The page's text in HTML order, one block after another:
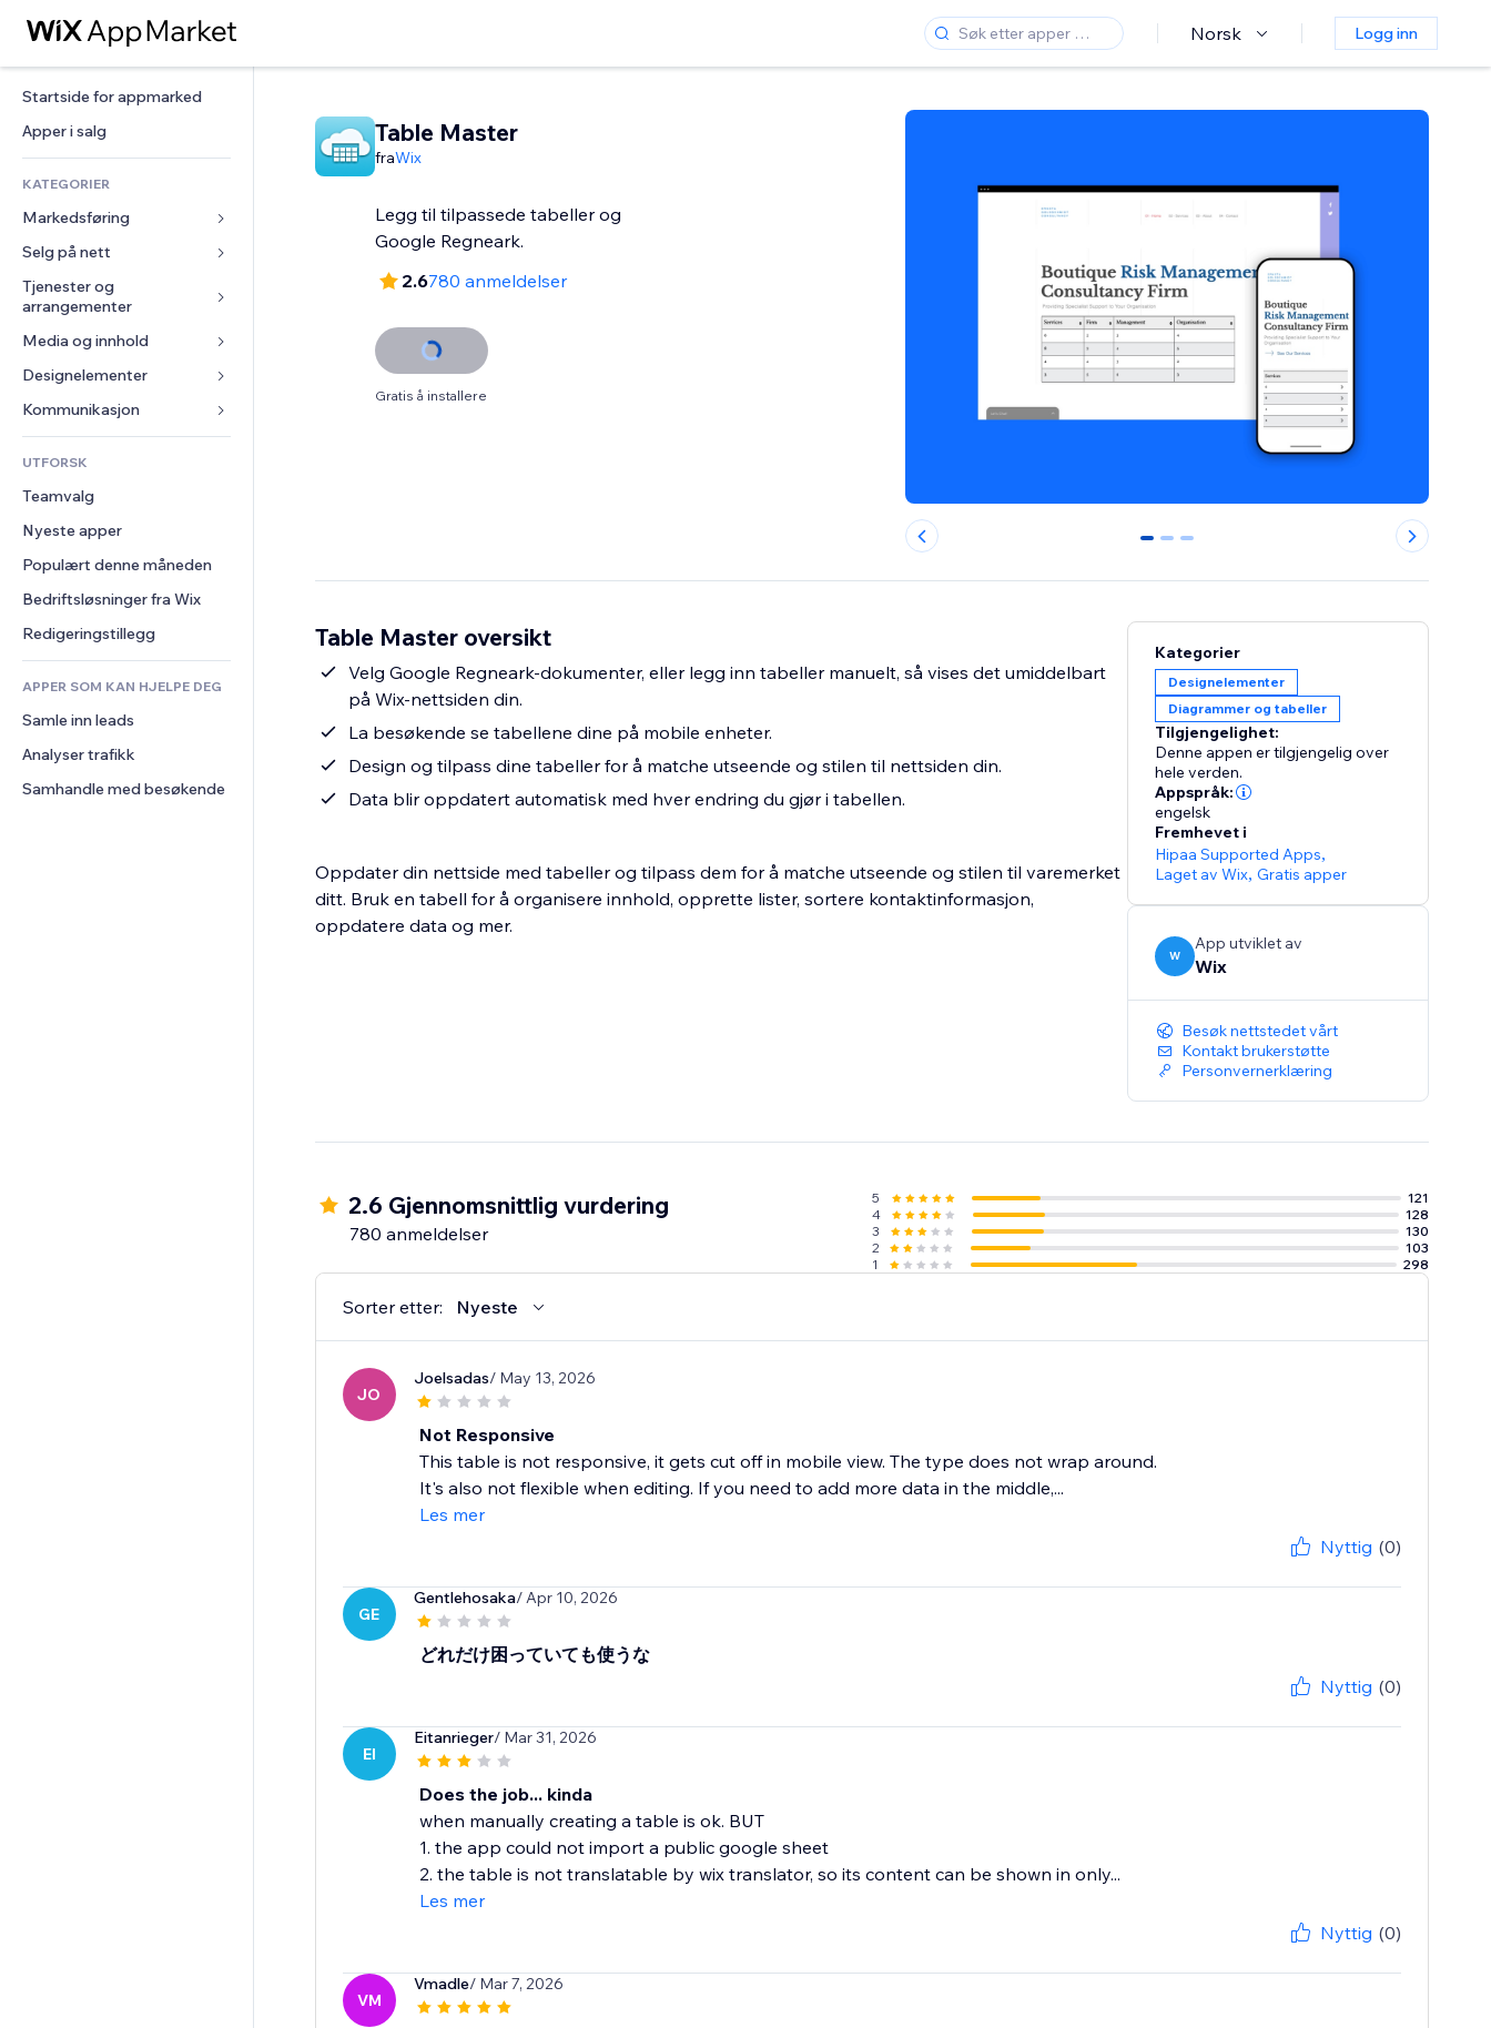
Norsk Logg inn
Startside for appmarked
Apper i salg
KATEGORIER
Markedsføring
Annonser
Mobil
Analyser
Sosiale medier
SEO
Engasjement
Nettstedsoppføringer
E-post
Konvertering
Selg på nett
Apper for butikker
Frakt og levering
Selg-knapper
Nettkurs
On-demand-utskrift
Regnskap
Kuponger og fordelsprogram
Lagerløsninger
Dropshipping
Priser og abonnement
Folkefinansiering
Mat og drikke
Tjenester og
arrangementer
Hoteller
Arrangementer
Restauranter
Eiendom
Bookinger
Media og innhold
Galleri
Musikk
Podkaster
Fotografi
Video
PDF
Fildeling
Nyheter
Designelementer
Kart og navigasjon
Personvern og sikkerhet
Klokke
Sidemaler
Bildeeffekter
Knapper og menyer
Bannere og merker
Kalkulatorer
Søk
Vær
Diagrammer og tabeller
Skjemaer
Avstemninger
Chat
Kommentarer
Telefon
Samfunn
Anmeldelser og
UTFORSK
Teamvalg
Nyeste apper
Populært denne måneden
Bedriftsløsninger fra Wix
Redigeringstillegg
APPER SOM KAN HJELPE DEG
Samle inn leads
Analyser trafikk
Samhandle med besøkende
Table Master
fraWix
Legg til tilpassede tabeller og
Google Regneark.
2.6780 anmeldelser
Gratis å installere
0 1 2
Table Master oversikt
Velg Google Regneark-dokumenter, eller legg inn tabeller manuelt, så vises det umiddelbart
på Wix-nettsiden din.
La besøkende se tabellene dine på mobile enheter.
Design og tilpass dine tabeller for å matche utseende og stilen til nettsiden din.
Data blir oppdatert automatisk med hver endring du gjør i tabellen.
Oppdater din nettside med tabeller og tilpass dem for å matche utseende og stilen til varemerket
ditt. Bruk en tabell for å organisere innhold, opprette lister, sortere kontaktinformasjon,
oppdatere data og mer.
Kategorier
Designelementer
Diagrammer og tabeller
Tilgjengelighet:
Denne appen er tilgjengelig over
hele verden.
Appspråk:
engelsk
Fremhevet i
Hipaa Supported Apps,
Laget av Wix,Gratis apper
W
App utviklet av
Wix
Besøk nettstedet vårt
Kontakt brukerstøtte
Personvernerklæring
2.6 Gjennomsnittlig vurdering
780 anmeldelser
5
121
4
128
3
130
2
103
1
298
Sorter etter: Nyeste
JO
Joelsadas/ May 13, 2026
Not Responsive
This table is not responsive, it gets cut off in mobile view. The type does not wrap around.
It's also not flexible when editing. If you need to add more data in the middle,...
Les mer
Nyttig (0)
GE
Gentlehosaka/ Apr 10, 2026
どれだけ困っていても使うな
Nyttig (0)
EI
Eitanrieger/ Mar 31, 2026
Does the job... kinda
when manually creating a table is ok. BUT
1. the app could not import a public google sheet
2. the table is not translatable by wix translator, so its content can be shown in only...
Les mer
Nyttig (0)
VM
Vmadle/ Mar 7, 2026